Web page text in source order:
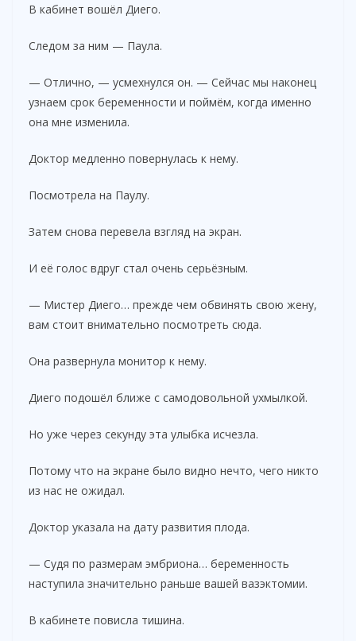
В кабинет вошёл Диего.
Следом за ним — Паула.
— Отлично, — усмехнулся он. — Сейчас мы наконец
узнаем срок беременности и поймём, когда именно
она мне изменила.
Доктор медленно повернулась к нему.
Посмотрела на Паулу.
Затем снова перевела взгляд на экран.
И её голос вдруг стал очень серьёзным.
— Мистер Диего… прежде чем обвинять свою жену,
вам стоит внимательно посмотреть сюда.
Она развернула монитор к нему.
Диего подошёл ближе с самодовольной ухмылкой.
Но уже через секунду эта улыбка исчезла.
Потому что на экране было видно нечто, чего никто
из нас не ожидал.
Доктор указала на дату развития плода.
— Судя по размерам эмбриона… беременность
наступила значительно раньше вашей вазэктомии.
В кабинете повисла тишина.